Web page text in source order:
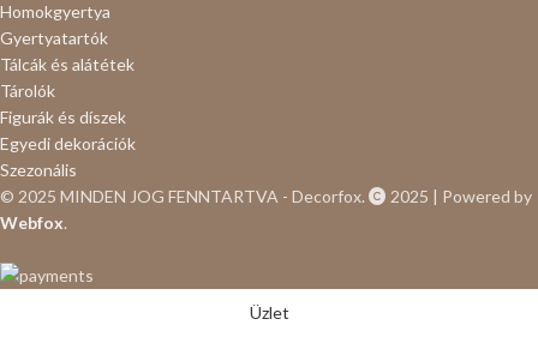
Homokgyertya
Gyertyatartók
Tálcák és alátétek
Tárolók
Figurák és díszek
Egyedi dekorációk
Szezonális
© 2025 MINDEN JOG FENNTARTVA - Decorfox.
2025 | Powered by
Webfox.
Üzlet